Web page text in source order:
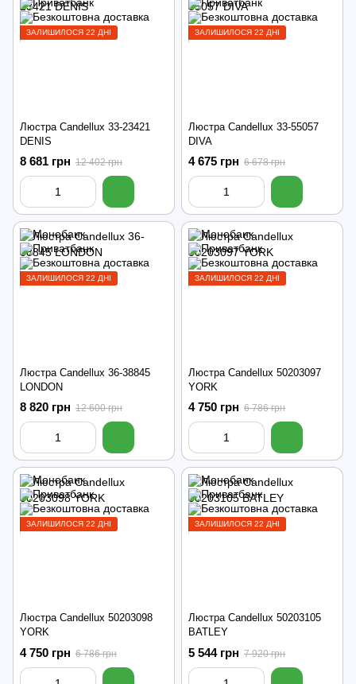
ЗАЛИШИЛОСЯ 22 ДНІ
Люстра Candellux 33-23421
DENIS
8 681 грн 12 402 грн
ЗАЛИШИЛОСЯ 22 ДНІ
Люстра Candellux 33-55057
DIVA
4 675 грн 6 678 грн
ЗАЛИШИЛОСЯ 22 ДНІ
Люстра Candellux 36-38845
LONDON
8 820 грн 12 600 грн
ЗАЛИШИЛОСЯ 22 ДНІ
Люстра Candellux 50203097
YORK
4 750 грн 6 786 грн
ЗАЛИШИЛОСЯ 22 ДНІ
Люстра Candellux 50203098
YORK
4 750 грн 6 786 грн
ЗАЛИШИЛОСЯ 22 ДНІ
Люстра Candellux 50203105
BATLEY
5 544 грн 7 920 грн